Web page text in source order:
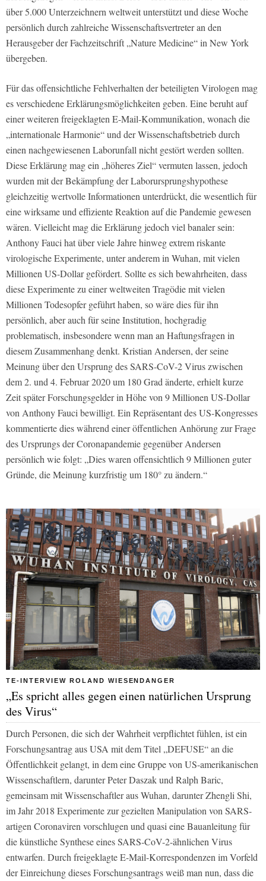
über 5.000 Unterzeichnern weltweit unterstützt und diese Woche
persönlich durch zahlreiche Wissenschaftsvertreter an den
Herausgeber der Fachzeitschrift „Nature Medicine“ in New York
übergeben.
Für das offensichtliche Fehlverhalten der beteiligten Virologen mag
es verschiedene Erklärungsmöglichkeiten geben. Eine beruht auf
einer weiteren freigeklagten E-Mail-Kommunikation, wonach die
„internationale Harmonie“ und der Wissenschaftsbetrieb durch
einen nachgewiesenen Laborunfall nicht gestört werden sollten.
Diese Erklärung mag ein „höheres Ziel“ vermuten lassen, jedoch
wurden mit der Bekämpfung der Laborursprungshypothese
gleichzeitig wertvolle Informationen unterdrückt, die wesentlich für
eine wirksame und effiziente Reaktion auf die Pandemie gewesen
wären. Vielleicht mag die Erklärung jedoch viel banaler sein:
Anthony Fauci hat über viele Jahre hinweg extrem riskante
virologische Experimente, unter anderem in Wuhan, mit vielen
Millionen US-Dollar gefördert. Sollte es sich bewahrheiten, dass
diese Experimente zu einer weltweiten Tragödie mit vielen
Millionen Todesopfer geführt haben, so wäre dies für ihn
persönlich, aber auch für seine Institution, hochgradig
problematisch, insbesondere wenn man an Haftungsfragen in
diesem Zusammenhang denkt. Kristian Andersen, der seine
Meinung über den Ursprung des SARS-CoV-2 Virus zwischen
dem 2. und 4. Februar 2020 um 180 Grad änderte, erhielt kurze
Zeit später Forschungsgelder in Höhe von 9 Millionen US-Dollar
von Anthony Fauci bewilligt. Ein Repräsentant des US-Kongresses
kommentierte dies während einer öffentlichen Anhörung zur Frage
des Ursprungs der Coronapandemie gegenüber Andersen
persönlich wie folgt: „Dies waren offensichtlich 9 Millionen guter
Gründe, die Meinung kurzfristig um 180° zu ändern.“
TE-INTERVIEW ROLAND WIESENDANGER
„Es spricht alles gegen einen natürlichen Ursprung
des Virus“
Durch Personen, die sich der Wahrheit verpflichtet fühlen, ist ein
Forschungsantrag aus USA mit dem Titel „DEFUSE“ an die
Öffentlichkeit gelangt, in dem eine Gruppe von US-amerikanischen
Wissenschaftlern, darunter Peter Daszak und Ralph Baric,
gemeinsam mit Wissenschaftler aus Wuhan, darunter Zhengli Shi,
im Jahr 2018 Experimente zur gezielten Manipulation von SARS-
artigen Coronaviren vorschlugen und quasi eine Bauanleitung für
die künstliche Synthese eines SARS-CoV-2-ähnlichen Virus
entwarfen. Durch freigeklagte E-Mail-Korrespondenzen im Vorfeld
der Einreichung dieses Forschungsantrags weiß man nun, dass die